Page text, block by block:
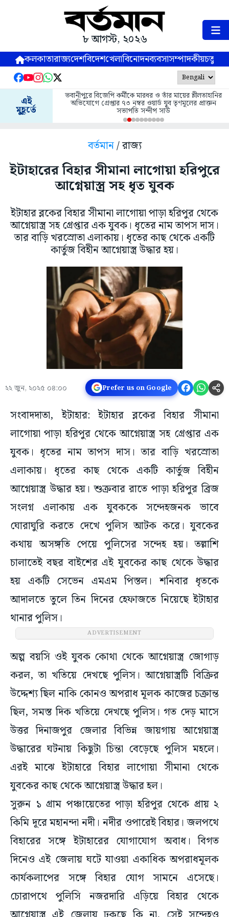
৮ আগস্ট, ২০২৬
কলকাতারাজ্যদেশবিদেশখেলাবিনোদনব্যবসাসম্পাদকীয়
এই
মুহূর্তে
ভবানীপুরে বিজেপি কর্মীকে মারধর ও তাঁর মায়ের শ্লীলতাহানির
অভিযোগে গ্রেপ্তার ৭৩ নম্বর ওয়ার্ড যুব তৃণমূলের প্রাক্তন
সভাপতি সন্দীপ সাউ
বর্তমান/ রাজ্য
ইটাহারের বিহার সীমানা লাগোয়া হরিপুরে
আগ্নেয়াস্ত্র সহ ধৃত যুবক
ইটাহার ব্লকের বিহার সীমানা লাগোয়া পাড়া হরিপুর থেকে
আগ্নেয়াস্ত্র সহ গ্রেপ্তার এক যুবক। ধৃতের নাম তাপস দাস।
তার বাড়ি খরস্রোতা এলাকায়। ধৃতের কাছ থেকে একটি
কার্তুজ বিহীন আগ্নেয়াস্ত্র উদ্ধার হয়।
২২ জুন, ২০২৫ ০৪:০০ Prefer us on Google
সংবাদদাতা, ইটাহার: ইটাহার ব্লকের বিহার সীমানা
লাগোয়া পাড়া হরিপুর থেকে আগ্নেয়াস্ত্র সহ গ্রেপ্তার এক
যুবক। ধৃতের নাম তাপস দাস। তার বাড়ি খরস্রোতা
এলাকায়। ধৃতের কাছ থেকে একটি কার্তুজ বিহীন
আগ্নেয়াস্ত্র উদ্ধার হয়। শুক্রবার রাতে পাড়া হরিপুর ব্রিজ
সংলগ্ন এলাকায় এক যুবককে সন্দেহজনক ভাবে
ঘোরাঘুরি করতে দেখে পুলিস আটক করে। যুবকের
কথায় অসঙ্গতি পেয়ে পুলিসের সন্দেহ হয়। তল্লাশি
চালাতেই বছর বাইশের এই যুবকের কাছ থেকে উদ্ধার
হয় একটি সেভেন এমএম পিস্তল। শনিবার ধৃতকে
আদালতে তুলে তিন দিনের হেফাজতে নিয়েছে ইটাহার
থানার পুলিস।
ADVERTISEMENT
অল্প বয়সি ওই যুবক কোথা থেকে আগ্নেয়াস্ত্র জোগাড়
করল, তা খতিয়ে দেখছে পুলিস। আগ্নেয়াস্ত্রটি বিক্রির
উদ্দেশ্য ছিল নাকি কোনও অপরাধ মূলক কাজের চক্রান্ত
ছিল, সমস্ত দিক খতিয়ে দেখছে পুলিস। গত দেড় মাসে
উত্তর দিনাজপুর জেলার বিভিন্ন জায়গায় আগ্নেয়াস্ত্র
উদ্ধারের ঘটনায় কিছুটা চিন্তা বেড়েছে পুলিস মহলে।
এরই মাঝে ইটাহারে বিহার লাগোয়া সীমানা থেকে
যুবকের কাছ থেকে আগ্নেয়াস্ত্র উদ্ধার হল।
সুরুন ১ গ্রাম পঞ্চায়েতের পাড়া হরিপুর থেকে প্রায় ২
কিমি দূরে মহানন্দা নদী। নদীর ওপারেই বিহার। জলপথে
বিহারের সঙ্গে ইটাহারের যোগাযোগ অবাধ। বিগত
দিনেও এই জেলায় ঘটে যাওয়া একাধিক অপরাধমূলক
কার্যকলাপের সঙ্গে বিহার যোগ সামনে এসেছে।
চোরাপথে পুলিসি নজরদারি এড়িয়ে বিহার থেকে